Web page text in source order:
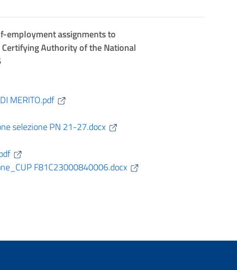
employment assignments to
Authority of the National
MERITO.pdf
selezione PN 21-27.docx
F81C23000840006.docx